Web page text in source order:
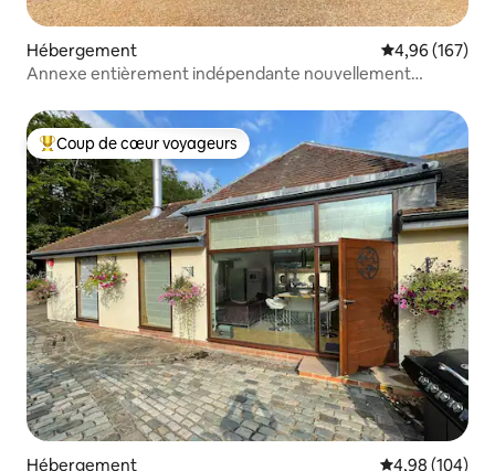
Hébergement Évaluation
4,96 (167)
Annexe entièrement indépendante nouvellement
Coups de cœur voyageurs les plus appréciés
Coup de cœur voyageurs
Hébergement Évaluation
4,98 (104)